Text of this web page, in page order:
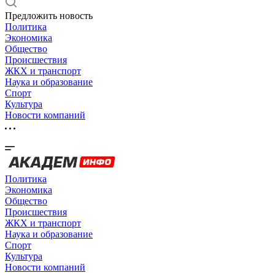
Предложить новость
Политика
Экономика
Общество
Происшествия
ЖКХ и транспорт
Наука и образование
Спорт
Культура
Новости компаний
Политика
Экономика
Общество
Происшествия
ЖКХ и транспорт
Наука и образование
Спорт
Культура
Новости компаний